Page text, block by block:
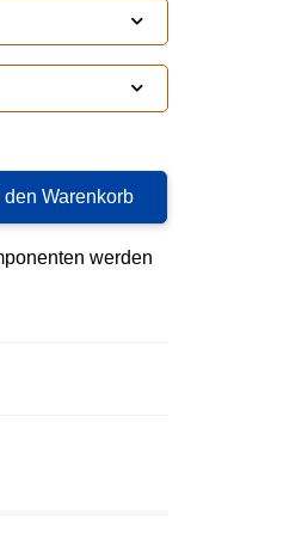
den Warenkorb
werden